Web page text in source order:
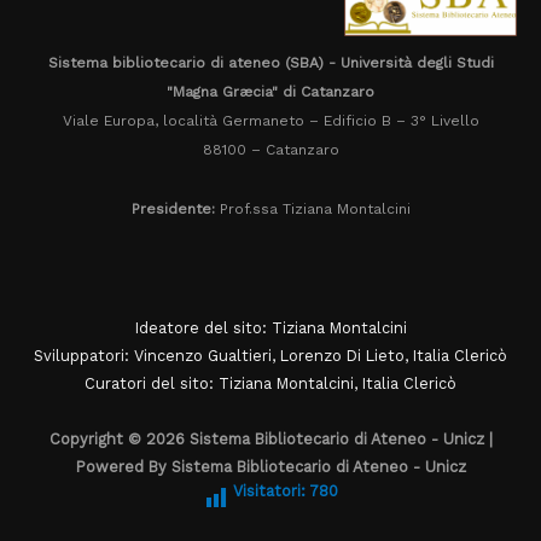
Sistema bibliotecario di ateneo (SBA) - Università degli Studi
"Magna Græcia" di Catanzaro
Viale Europa, località Germaneto – Edificio B – 3° Livello
88100 – Catanzaro
Presidente:Prof.ssa Tiziana Montalcini
Ideatore del sito: Tiziana Montalcini
Sviluppatori: Vincenzo Gualtieri, Lorenzo Di Lieto, Italia Clericò
Curatori del sito: Tiziana Montalcini, Italia Clericò
Copyright © 2026 Sistema Bibliotecario di Ateneo - Unicz |
Powered By Sistema Bibliotecario di Ateneo - Unicz
Visitatori: 780